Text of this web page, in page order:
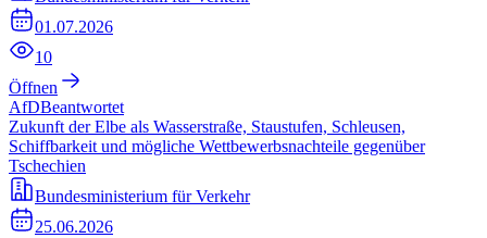
01.07.2026
10
Öffnen
AfDBeantwortet
Zukunft der Elbe als Wasserstraße, Staustufen, Schleusen,
Schiffbarkeit und mögliche Wettbewerbsnachteile gegenüber
Tschechien
Bundesministerium für Verkehr
25.06.2026